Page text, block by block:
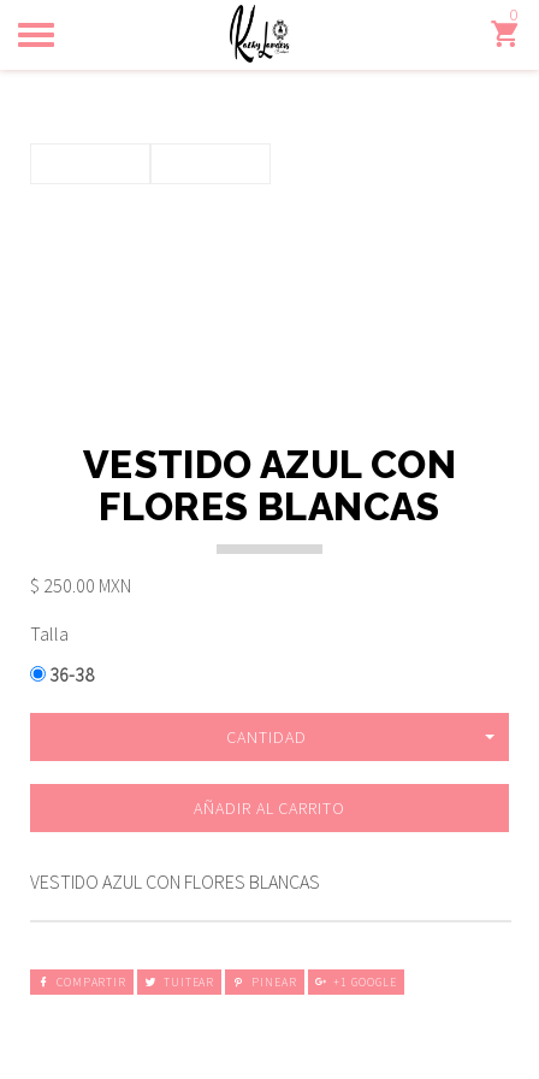
Toggle
navigation
0
VESTIDO AZUL CON
FLORES BLANCAS
$ 250.00 MXN
Talla
36-38
CANTIDAD
AÑADIR AL CARRITO
VESTIDO AZUL CON FLORES BLANCAS
COMPARTIR TUITEAR PINEAR +1 GOOGLE